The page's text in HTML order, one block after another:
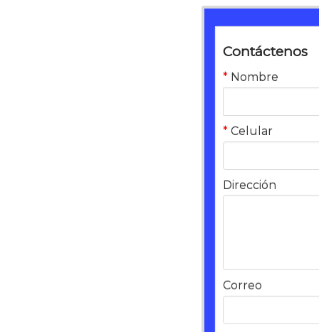
Contáctenos
* Nombre
* Celular
Dirección
Correo